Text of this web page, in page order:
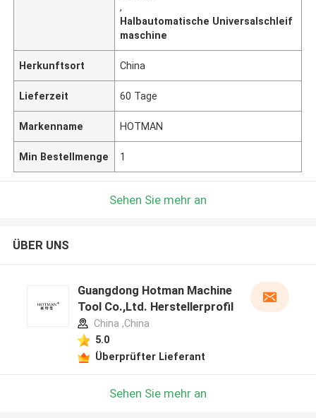
,
Halbautomatische Universalschleif
maschine
Herkunftsort China
Lieferzeit 60 Tage
Markenname HOTMAN
Min Bestellmenge 1
Sehen Sie mehr an
ÜBER UNS
Guangdong Hotman Machine
Tool Co.,Ltd. Herstellerprofil
China ,China
5.0
Überprüfter Lieferant
Sehen Sie mehr an